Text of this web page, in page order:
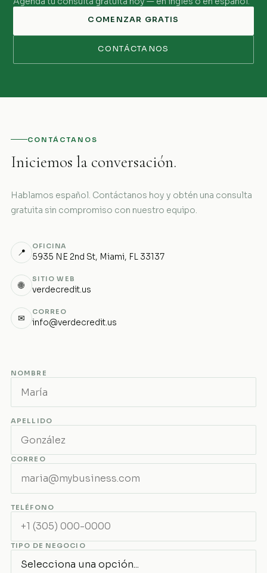
COMENZAR GRATIS
CONTÁCTANOS
CONTÁCTANOS
Iniciemos la conversación.
Hablamos español. Contáctanos hoy y obtén una consulta
gratuita sin compromiso con nuestro equipo.
📍
OFICINA
5935 NE 2nd St, Miami, FL 33137
🌐
SITIO WEB
verdecredit.us
✉
CORREO
info@verdecredit.us
NOMBRE
APELLIDO
CORREO
TELÉFONO
TIPO DE NEGOCIO